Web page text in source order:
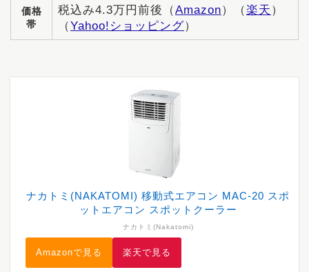
価格
帯
税込み4.3万円前後（Amazon）（楽天 ）
（Yahoo!ショッピング）
ナカトミ(NAKATOMI) 移動式エアコン MAC-20 スポ
ットエアコン スポットクーラー
ナカトミ(Nakatomi)
Amazonで見る 楽天で見る